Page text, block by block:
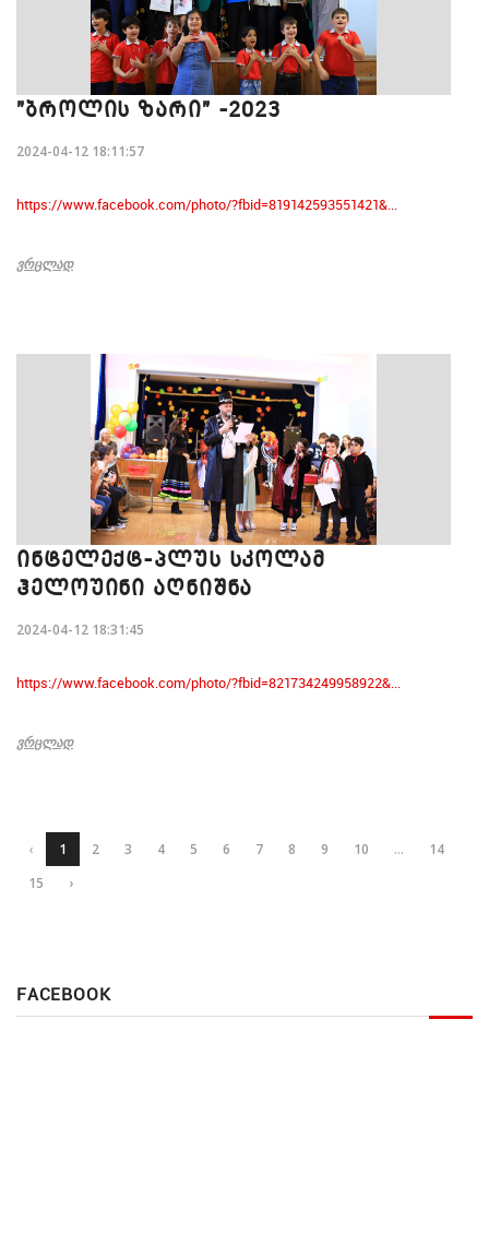
"ᲑᲠᲝᲚᲘᲡ ᲖᲐᲠᲘ" -2023
2024-04-12 18:11:57
https://www.facebook.com/photo/?fbid=819142593551421&...
ᲕᲠᲪᲚᲐᲓ
ᲘᲜᲢᲔᲚᲔᲥᲢ-ᲞᲚᲣᲡ ᲡᲙᲝᲚᲐᲛ
ᲰᲔᲚᲝᲣᲘᲜᲘ ᲐᲦᲜᲘᲨᲜᲐ
2024-04-12 18:31:45
https://www.facebook.com/photo/?fbid=821734249958922&...
ᲕᲠᲪᲚᲐᲓ
‹ 1 2 3 4 5 6 7 8 9 10 ...
14
15
›
FACEBOOK